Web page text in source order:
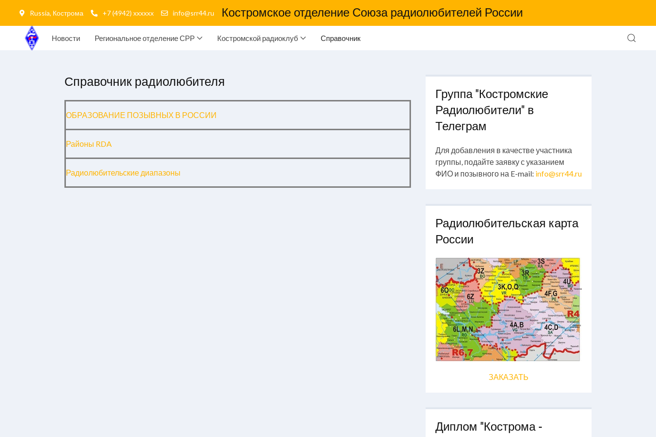
Russia, Кострома +7 (4942) xxxxxx info@srr44.ru Костромское отделение Союза радиолюбителей России
Новости Региональное отделение СРР Костромской радиоклуб Справочник
Справочник радиолюбителя
ОБРАЗОВАНИЕ ПОЗЫВНЫХ В РОССИИ
Районы RDA
Радиолюбительские диапазоны
Группа "Костромские
Радиолюбители" в
Телеграм
Для добавления в качестве участника
группы, подайте заявку с указанием
ФИО и позывного на E-mail: info@srr44.ru
Радиолюбительская карта
России
ЗАКАЗАТЬ
Диплом "Кострома -